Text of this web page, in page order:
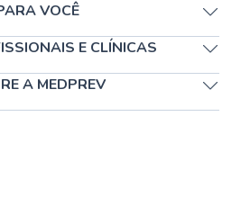
VOCÊ
E CLÍNICAS
A MEDPREV